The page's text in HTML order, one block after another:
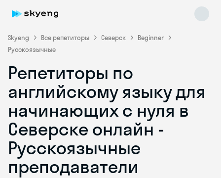
Skyeng Все репетиторы Северск
Beginner
Русскоязычные
Репетиторы по
английскому языку для
начинающих с нуля в
Северске онлайн -
Русскоязычные
преподаватели
Skyeng Chat
online